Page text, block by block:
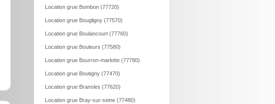
Location grue Bombon (77720)
Location grue Bougligny (77570)
Location grue Boulancourt (77760)
Location grue Bouleurs (77580)
Location grue Bourron-marlotte (77780)
Location grue Boutigny (77470)
Location grue Bransles (77620)
Location grue Bray-sur-seine (77480)